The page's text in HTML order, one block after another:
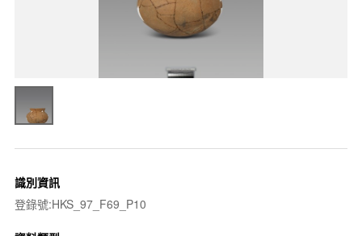
識別資訊
登錄號:HKS_97_F69_P10